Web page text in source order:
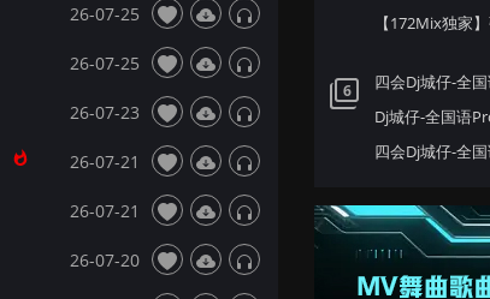
26-07-25
26-07-25
26-07-23
26-07-21
26-07-21
26-07-20
6